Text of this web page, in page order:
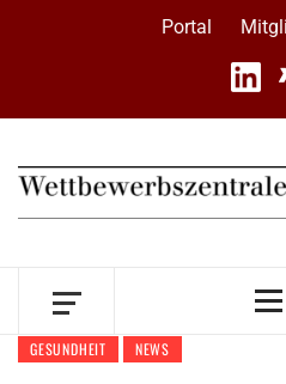
Portal
GESUNDHEIT NEWS